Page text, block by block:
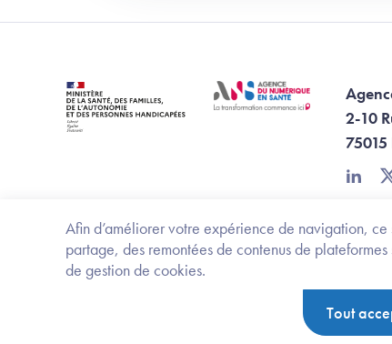
Afin d’améliorer votre expérience de navigation,
partage, des remontées de contenus de
de gestion de cookies.
Tout
2-10
75015
Footer Bottom ANS
Ministère de la santé, des familles, de
Politique de protection des données